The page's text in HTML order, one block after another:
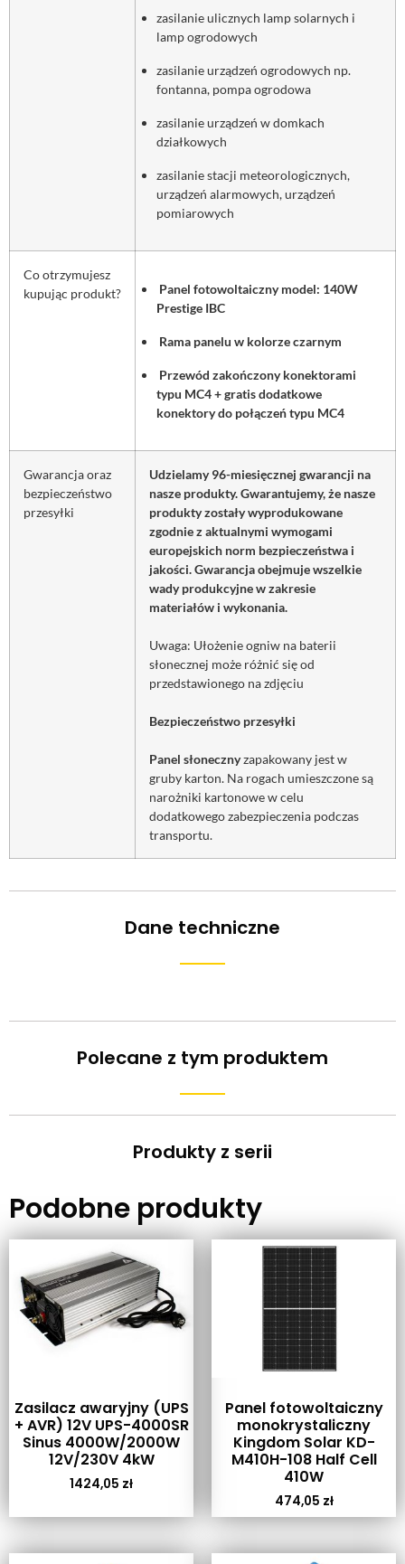
zasilanie ulicznych lamp solarnych i
lamp ogrodowych
zasilanie urządzeń ogrodowych np.
fontanna, pompa ogrodowa
zasilanie urządzeń w domkach
działkowych
zasilanie stacji meteorologicznych,
urządzeń alarmowych, urządzeń
pomiarowych
Co otrzymujesz
kupując produkt?
Panel fotowoltaiczny model: 140W
Prestige IBC
Rama panelu w kolorze czarnym
Przewód zakończony konektorami
typu MC4 + gratis dodatkowe
konektory do połączeń typu MC4
Gwarancja oraz
bezpieczeństwo
przesyłki
Udzielamy 96-miesięcznej gwarancji na
nasze produkty. Gwarantujemy, że nasze
produkty zostały wyprodukowane
zgodnie z aktualnymi wymogami
europejskich norm bezpieczeństwa i
jakości. Gwarancja obejmuje wszelkie
wady produkcyjne w zakresie
materiałów i wykonania.
Uwaga: Ułożenie ogniw na baterii
słonecznej może różnić się od
przedstawionego na zdjęciu
Bezpieczeństwo przesyłki
Panel słonecznyzapakowany jest w
gruby karton. Na rogach umieszczone są
narożniki kartonowe w celu
dodatkowego zabezpieczenia podczas
transportu.
Dane techniczne
Polecane z tym produktem
Produkty z serii
Podobne produkty
Zasilacz awaryjny (UPS
+ AVR) 12V UPS-4000SR
Sinus 4000W/2000W
12V/230V 4kW
1424,05 zł
Panel fotowoltaiczny
monokrystaliczny
Kingdom Solar KD-
M410H-108 Half Cell
410W
474,05 zł